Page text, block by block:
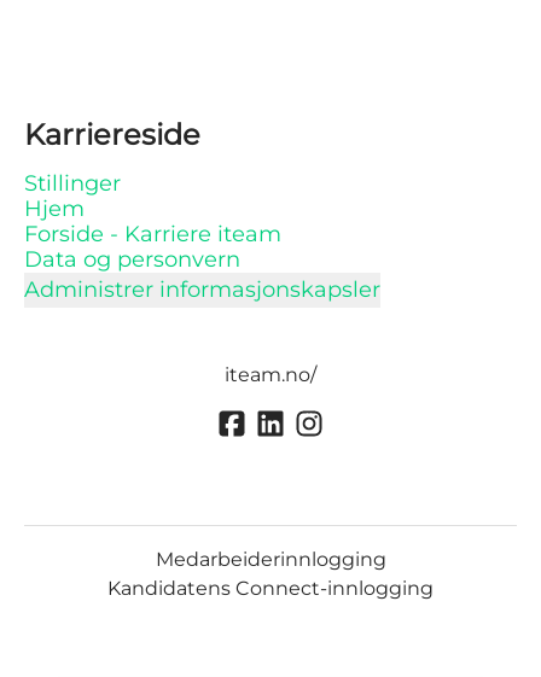
Karriereside
Stillinger
Hjem
Forside - Karriere iteam
Data og personvern
Administrer informasjonskapsler
iteam.no/
Medarbeiderinnlogging
Kandidatens Connect-innlogging